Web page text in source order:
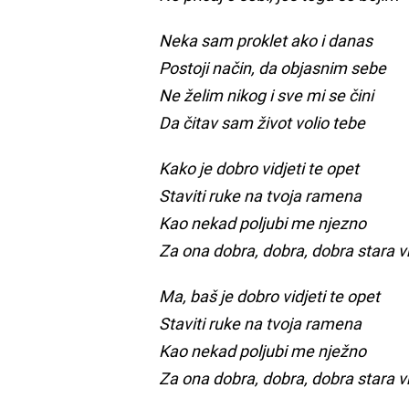
Neka sam proklet ako i danas
Postoji način, da objasnim sebe
Ne želim nikog i sve mi se čini
Da čitav sam život volio tebe
Kako je dobro vidjeti te opet
Staviti ruke na tvoja ramena
Kao nekad poljubi me njezno
Za ona dobra, dobra, dobra stara
Ma, baš je dobro vidjeti te opet
Staviti ruke na tvoja ramena
Kao nekad poljubi me nježno
Za ona dobra, dobra, dobra stara